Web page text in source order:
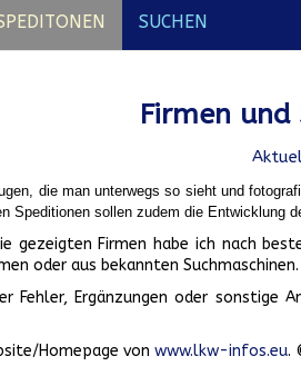
SUCHEN
Firmen
die man unterwegs so sieht und
Speditionen sollen zudem die Entwicklung
gezeigten Firmen habe ich nach
oder aus bekannten
Fehler, Ergänzungen oder
Homepage von www.lkw-infos.eu.